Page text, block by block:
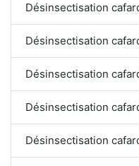
Désinsectisation
Désinsectisation
Désinsectisation
Désinsectisation
Désinsectisation